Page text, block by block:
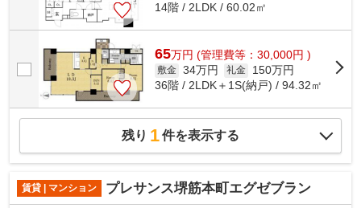
14階 / 2LDK / 60.02㎡
65万円 (管理費等：30,000円 )
敷金 34万円 礼金
150万円
36階 / 2LDK＋1S(納戸) / 94.32㎡
残り 1件を表示する
賃貸 | マンション プレサンス堺筋本町エグゼブラン